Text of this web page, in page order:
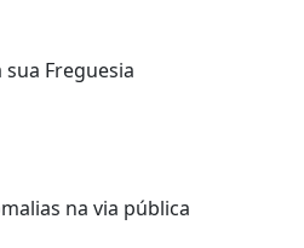
Freguesia
na via pública